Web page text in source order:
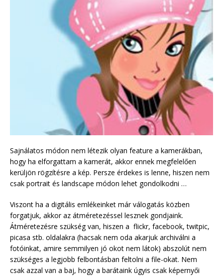
Sajnálatos módon nem létezik olyan feature a kamerákban,
hogy ha elforgattam a kamerát, akkor ennek megfelelően
kerüljön rögzítésre a kép. Persze érdekes is lenne, hiszen nem
csak portrait és landscape módon lehet gondolkodni …
Viszont ha a digitális emlékeinket már válogatás közben
forgatjuk, akkor az átméretezéssel lesznek gondjaink.
Átméretezésre szükség van, hiszen a flickr, facebook, twitpic,
picasa stb. oldalakra (hacsak nem oda akarjuk archiválni a
fotóinkat, amire semmilyen jó okot nem látok) abszolút nem
szükséges a legjobb felbontásban feltolni a file-okat. Nem
csak azzal van a baj, hogy a barátaink úgyis csak képernyői